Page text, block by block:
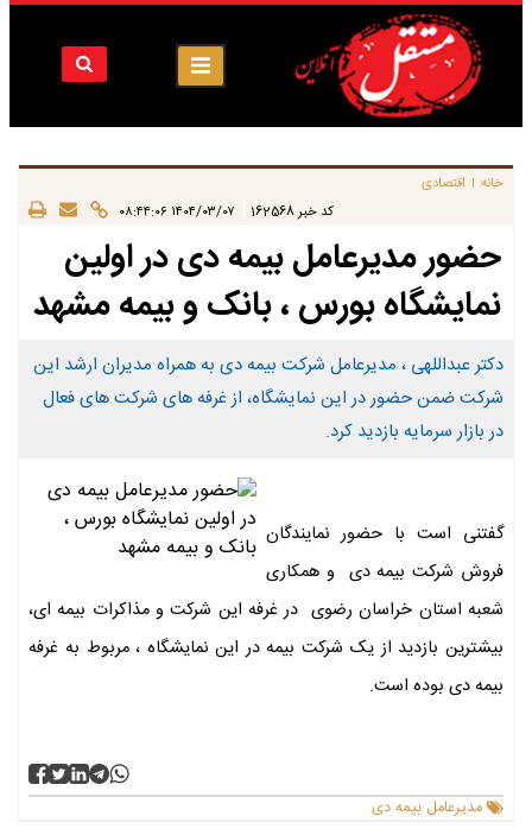
خانه | اقتصادی
کد خبر 162568 ۱۴۰۴/۰۳/۰۷ ۰۸:۴۴:۰۶
حضور مدیرعامل بیمه دی در اولین
نمایشگاه بورس ، بانک و بیمه مشهد
دکتر عبداللهی ، مدیرعامل شرکت بیمه دی به همراه مدیران ارشد این
شرکت ضمن حضور در این نمایشگاه، از غرفه های شرکت های فعال
در بازار سرمایه بازدید کرد.
گفتنی است با حضور نمایندگان
فروش شرکت بیمه دی و همکاری
شعبه استان خراسان رضوی در غرفه این شرکت و مذاکرات بیمه ای،
بیشترین بازدید از یک شرکت بیمه در این نمایشگاه ، مربوط به غرفه
بیمه دی بوده است.
مدیرعامل بیمه دی